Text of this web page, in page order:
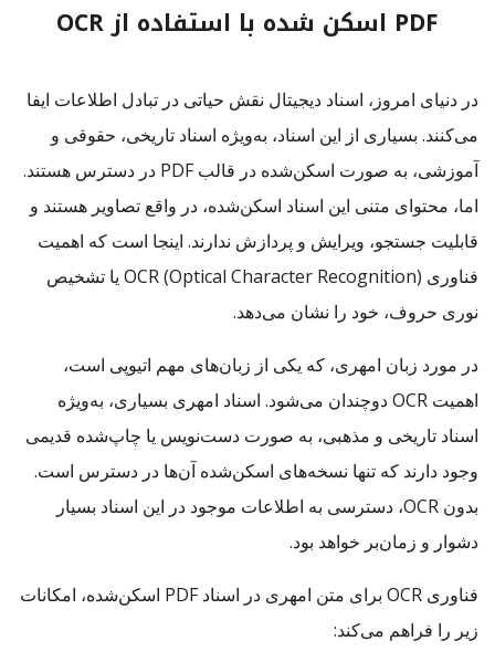
PDF اسکن شده با استفاده از OCR
در دنیای امروز، اسناد دیجیتال نقش حیاتی در تبادل اطلاعات ایفا
می‌کنند. بسیاری از این اسناد، به‌ویژه اسناد تاریخی، حقوقی و
آموزشی، به صورت اسکن‌شده در قالب PDF در دسترس هستند.
اما، محتوای متنی این اسناد اسکن‌شده، در واقع تصاویر هستند و
قابلیت جستجو، ویرایش و پردازش ندارند. اینجا است که اهمیت
فناوری OCR (Optical Character Recognition) یا تشخیص
نوری حروف، خود را نشان می‌دهد.
در مورد زبان امهری، که یکی از زبان‌های مهم اتیوپی است،
اهمیت OCR دوچندان می‌شود. اسناد امهری بسیاری، به‌ویژه
اسناد تاریخی و مذهبی، به صورت دست‌نویس یا چاپ‌شده قدیمی
وجود دارند که تنها نسخه‌های اسکن‌شده آن‌ها در دسترس است.
بدون OCR، دسترسی به اطلاعات موجود در این اسناد بسیار
دشوار و زمان‌بر خواهد بود.
فناوری OCR برای متن امهری در اسناد PDF اسکن‌شده، امکانات
زیر را فراهم می‌کند: